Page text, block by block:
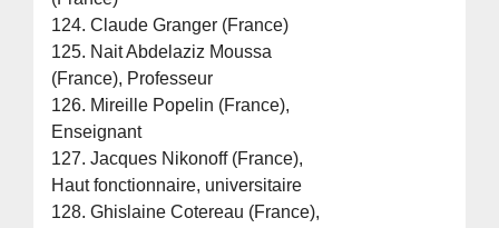
124. Claude Granger (France)
125. Nait Abdelaziz Moussa
(France), Professeur
126. Mireille Popelin (France),
Enseignant
127. Jacques Nikonoff (France),
Haut fonctionnaire, universitaire
128. Ghislaine Cotereau (France),